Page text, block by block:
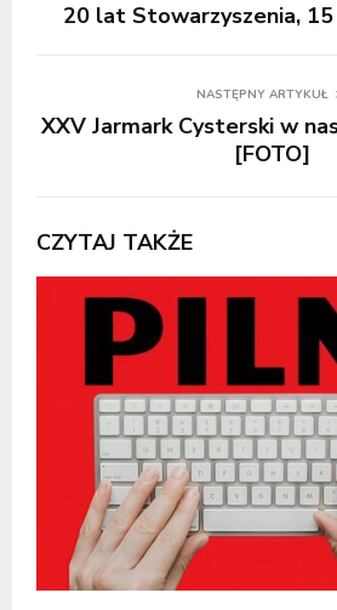
20 lat Stowarzyszenia,
NASTĘPNY ARTYKUŁ
XXV Jarmark Cysterski w
[FOTO]
CZYTAJ TAKŻE